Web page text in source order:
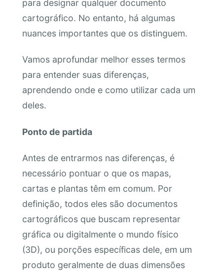
para designar qualquer documento
cartográfico. No entanto, há algumas
nuances importantes que os distinguem.
Vamos aprofundar melhor esses termos
para entender suas diferenças,
aprendendo onde e como utilizar cada um
deles.
Ponto de partida
Antes de entrarmos nas diferenças, é
necessário pontuar o que os mapas,
cartas e plantas têm em comum. Por
definição, todos eles são documentos
cartográficos que buscam representar
gráfica ou digitalmente o mundo físico
(3D), ou porções específicas dele, em um
produto geralmente de duas dimensões